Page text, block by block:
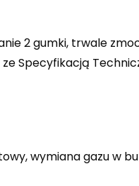
2 gumki, trwale
Specyfikacją
wymiana gazu w